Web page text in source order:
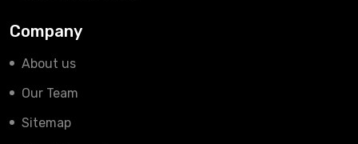
Company
About us
Our Team
Sitemap